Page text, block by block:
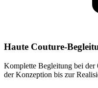
Haute Couture-
Komplette Begleitung bei
der Konzeption bis zur